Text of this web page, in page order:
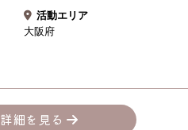
活動エリア
大阪府
詳細を見る